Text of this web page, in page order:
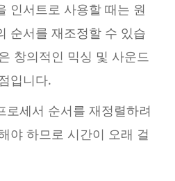
인서트로 사용할 때는 원
순서를 재조정할 수 있습
창의적인 믹싱 및 사운드
입니다.
로세서 순서를 재정렬하려
야 하므로 시간이 오래 걸